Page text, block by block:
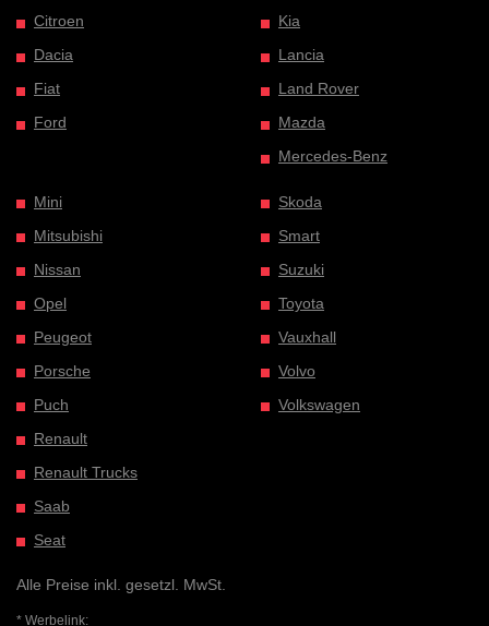
Citroen
Dacia
Fiat
Ford
Kia
Lancia
Land Rover
Mazda
Mercedes-Benz
Mini
Mitsubishi
Nissan
Opel
Peugeot
Porsche
Puch
Renault
Renault Trucks
Saab
Seat
Skoda
Smart
Suzuki
Toyota
Vauxhall
Volvo
Volkswagen
Alle Preise inkl. gesetzl. MwSt.
* Werbelink: